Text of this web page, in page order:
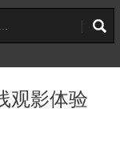
观影体验